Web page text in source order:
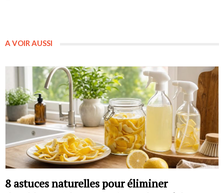
A VOIR AUSSI
8 astuces naturelles pour éliminer